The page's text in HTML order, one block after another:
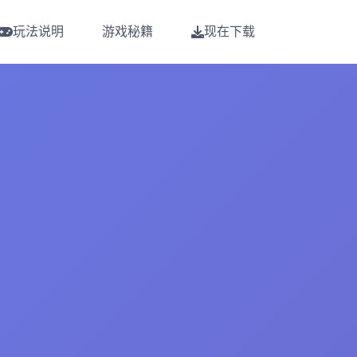
玩法说明 游戏秘籍 现在下载